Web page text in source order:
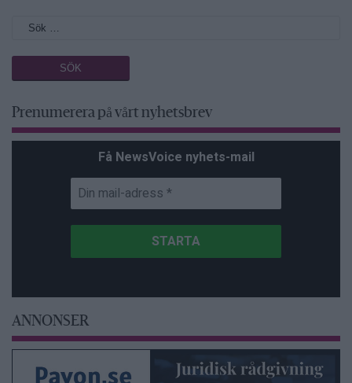
Prenumerera på vårt nyhetsbrev
Få NewsVoice nyhets-mail
ANNONSER